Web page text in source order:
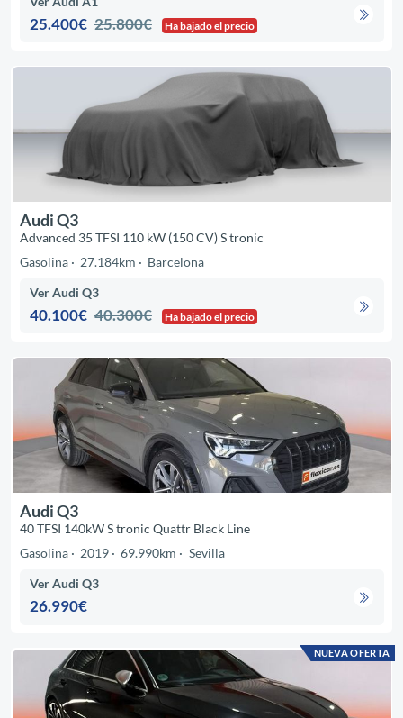
25.400€ 25.800€ Ha bajado el precio
Audi Q3
Advanced 35 TFSI 110 kW (150 CV) S tronic
Gasolina
27.184km Barcelona
Ver Audi Q3
40.100€ 40.300€ Ha bajado el precio
Audi Q3
40 TFSI 140kW S tronic Quattr Black Line
Gasolina
2019 69.990km Sevilla
Ver Audi Q3
26.990€
NUEVA OFERTA